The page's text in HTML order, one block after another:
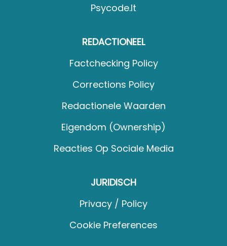
Psycode.it
REDACTIONEEL
Factchecking Policy
Corrections Policy
Redactionele Waarden
Eigendom (Ownership)
Reacties Op Sociale Media
JURIDISCH
Privacy / Policy
Cookie Preferences